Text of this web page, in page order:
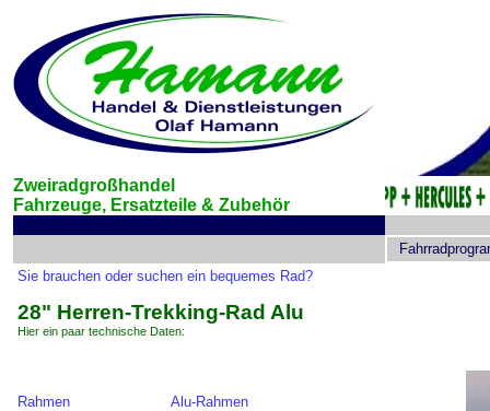
Zweiradgroßhandel
Fahrzeuge, Ersatzteile & Zubehör
Sie brauchen oder suchen ein bequemes Rad?
28" Herren-Trekking-Rad Alu
Hier ein paar technische Daten:
Rahmen
Alu-Rahmen